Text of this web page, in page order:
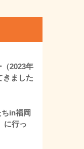
2023年
きました
in福岡
に行っ